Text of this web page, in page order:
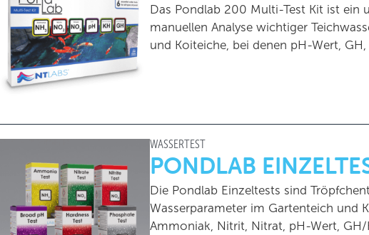
Das Pondlab 200 Multi-Test Kit ist ein
manuellen Analyse wichtiger
und Koiteiche, bei denen pH-Wert, GH,
WASSERTEST
PONDLAB
Die Pondlab Einzeltests sind
Wasserparameter im Gartenteich und
Ammoniak, Nitrit, Nitrat, pH-Wert,